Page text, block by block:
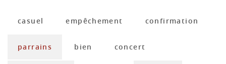
casuel empêchement confirmation
parrains bien concert